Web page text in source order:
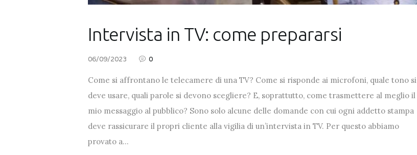
Intervista in TV: come prepararsi
06/09/2023 0
Come si affrontano le telecamere di una TV? Come si risponde ai microfoni, quale tono si
deve usare, quali parole si devono scegliere? E, soprattutto, come trasmettere al meglio il
mio messaggio al pubblico? Sono solo alcune delle domande con cui ogni addetto stampa
deve rassicurare il propri cliente alla vigilia di un’intervista in TV. Per questo abbiamo
provato a…